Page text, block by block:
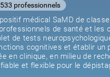
533 professionnels
médical SaMD de
de santé et les
de tests
cognitives et établir un
en clinique, en milieu de
et flexible pour le